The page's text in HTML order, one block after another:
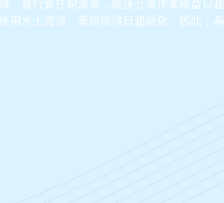
，履行責任制漁業，維護公海作業權益
水土資源，養殖環境日趨惡化。因此